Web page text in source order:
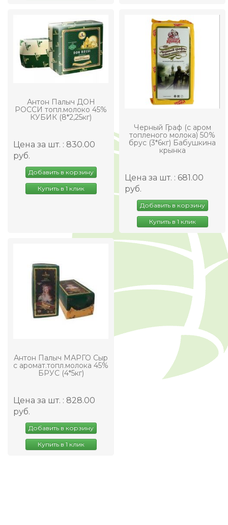
Антон Палыч ДОН
РОССИ топл.молоко 45%
КУБИК (8*2,25кг)
Цена за шт. : 830.00
руб.
Добавить в корзину
Купить в 1 клик
Черный Граф (с аром
топленого молока) 50%
брус (3*6кг) Бабушкина
крынка
Цена за шт. : 681.00
руб.
Добавить в корзину
Купить в 1 клик
Антон Палыч МАРГО Сыр
с аромат.топл.молока 45%
БРУС (4*5кг)
Цена за шт. : 828.00
руб.
Добавить в корзину
Купить в 1 клик